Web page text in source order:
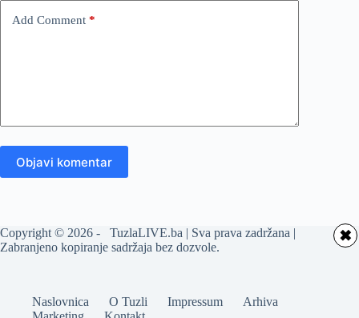
Add Comment *
Objavi komentar
Copyright © 2026 - TuzlaLIVE.ba | Sva prava zadržana |
Zabranjeno kopiranje sadržaja bez dozvole.
Naslovnica O Tuzli Impressum
Arhiva
✖